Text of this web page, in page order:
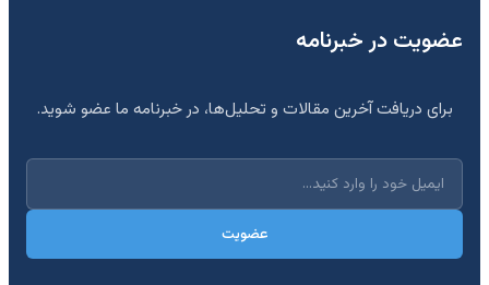
عضویت در خبرنامه
برای دریافت آخرین مقالات و تحلیل‌ها، در خبرنامه ما عضو شوید.
عضویت